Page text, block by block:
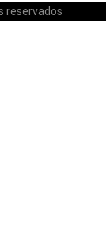
reservados